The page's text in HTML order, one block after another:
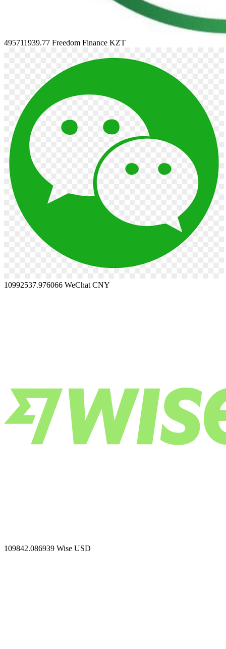
495711939.77 Freedom Finance KZT
10992537.976066 WeChat CNY
109842.086939 Wise USD